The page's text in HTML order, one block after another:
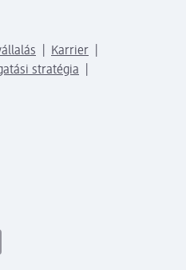
Karrier
stratégia